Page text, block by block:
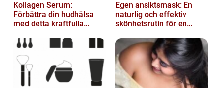
Kollagen Serum:
Förbättra din hudhälsa
med detta kraftfulla
Egen ansiktsmask: En
naturlig och effektiv
skönhetsrutin för en